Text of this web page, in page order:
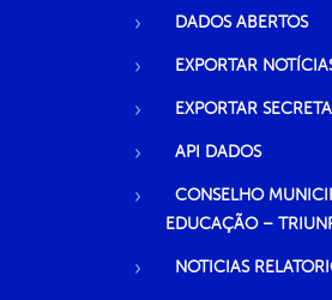
DADOS ABERTOS
EXPORTAR
EXPORTAR
API DADOS
CONSELHO
EDUCAÇÃO –
NOTICIAS